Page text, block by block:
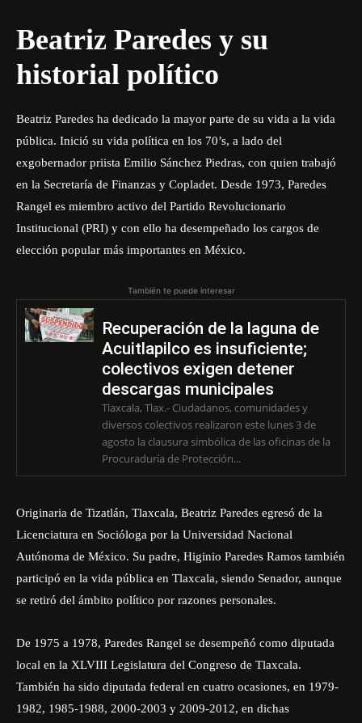
Beatriz Paredes y su
historial político
Beatriz Paredes ha dedicado la mayor parte de su vida a la vida
pública. Inició su vida política en los 70’s, a lado del
exgobernador priista Emilio Sánchez Piedras, con quien trabajó
en la Secretaría de Finanzas y Copladet. Desde 1973, Paredes
Rangel es miembro activo del Partido Revolucionario
Institucional (PRI) y con ello ha desempeñado los cargos de
elección popular más importantes en México.
También te puede interesar
Recuperación de la laguna de
Acuitlapilco es insuficiente;
colectivos exigen detener
descargas municipales
Tlaxcala, Tlax.- Ciudadanos, comunidades y
diversos colectivos realizaron este lunes 3 de
agosto la clausura simbólica de las oficinas de la
Procuraduría de Protección...
Originaria de Tizatlán, Tlaxcala, Beatriz Paredes egresó de la
Licenciatura en Socióloga por la Universidad Nacional
Autónoma de México. Su padre, Higinio Paredes Ramos también
participó en la vida pública en Tlaxcala, siendo Senador, aunque
se retiró del ámbito político por razones personales.
De 1975 a 1978, Paredes Rangel se desempeñó como diputada
local en la XLVIII Legislatura del Congreso de Tlaxcala.
También ha sido diputada federal en cuatro ocasiones, en 1979-
1982, 1985-1988, 2000-2003 y 2009-2012, en dichas